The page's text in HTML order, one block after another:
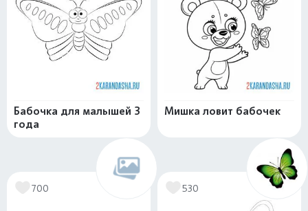
Бабочка для малышей 3
года
Мишка ловит бабочек
700 530